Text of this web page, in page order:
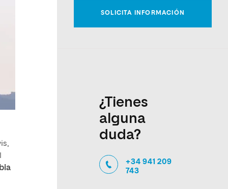
¿Tienes
alguna
duda?
+34 941 209
743